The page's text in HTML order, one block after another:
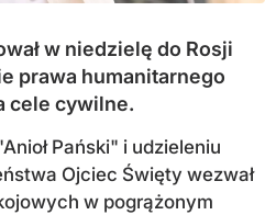
w niedzielę do Rosji
prawa humanitarnego
cele cywilne.
Pański" i udzieleniu
Ojciec Święty wezwał
w pogrążonym